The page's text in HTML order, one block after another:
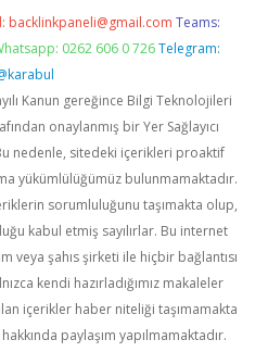
backlinkpaneli@gmail.com Teams:
0262 606 0 726 Telegram:
Kanun gereğince Bilgi Teknolojileri
onaylanmış bir Yer Sağlayıcı
nedenle, sitedeki içerikleri proaktif
yükümlülüğümüz bulunmamaktadır.
sorumluluğunu taşımakta olup,
kabul etmiş sayılırlar. Bu internet
veya şahıs şirketi ile hiçbir bağlantısı
kendi hazırladığımız makaleler
içerikler haber niteliği taşımamakta
paylaşım yapılmamaktadır.